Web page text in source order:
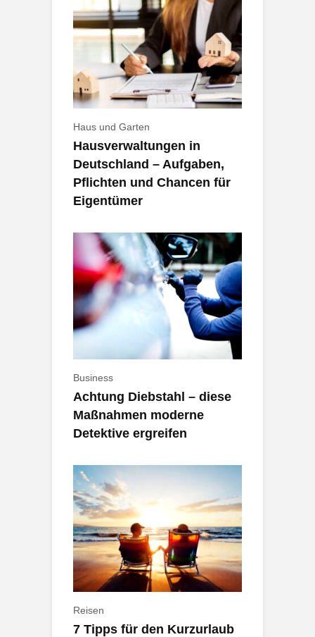
Haus und Garten
Hausverwaltungen in
Deutschland – Aufgaben,
Pflichten und Chancen für
Eigentümer
Business
Achtung Diebstahl – diese
Maßnahmen moderne
Detektive ergreifen
Reisen
7 Tipps für den Kurzurlaub